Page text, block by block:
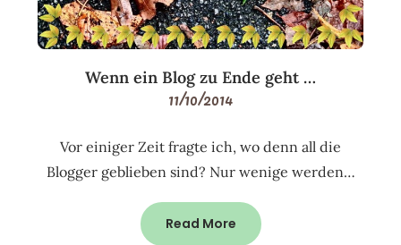
Wenn ein Blog zu Ende geht …
11/10/2014
Vor einiger Zeit fragte ich, wo denn all die
Blogger geblieben sind? Nur wenige werden…
Read More